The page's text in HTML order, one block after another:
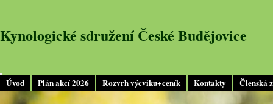
Úvod Plán akcí 2026 Rozvrh výcviku+ceník Kontakty Členská
Kynologické sdružení České Budějovice